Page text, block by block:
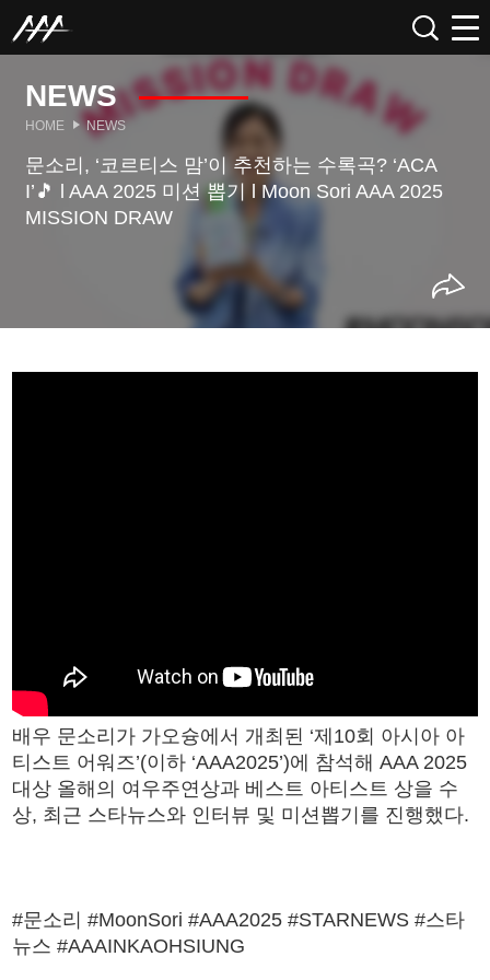
NEWS
HOME NEWS
문소리, ‘코르티스 맘’이 추천하는 수록곡? ‘ACA
I’🎵 l AAA 2025 미션 뽑기 l Moon Sori AAA 2025
MISSION DRAW
배우 문소리가 가오슝에서 개최된 ‘제10회 아시아 아
티스트 어워즈’(이하 ‘AAA2025’)에 참석해 AAA 2025
대상 올해의 여우주연상과 베스트 아티스트 상을 수
상, 최근 스타뉴스와 인터뷰 및 미션뽑기를 진행했다.
#문소리 #MoonSori #AAA2025 #STARNEWS #스타
뉴스 #AAAINKAOHSIUNG